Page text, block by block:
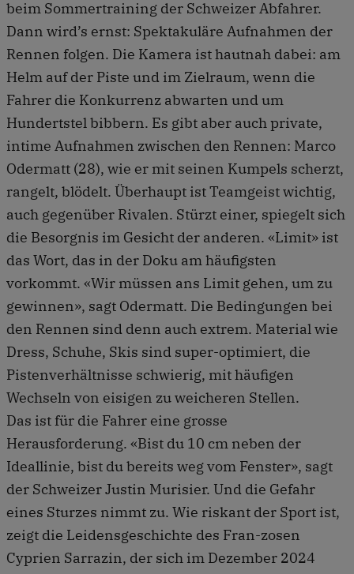
beim Sommertraining der Schweizer Abfahrer.
Dann wird’s ernst: Spektakuläre Aufnahmen der
Rennen folgen. Die Kamera ist hautnah dabei: am
Helm auf der Piste und im Zielraum, wenn die
Fahrer die Konkurrenz abwarten und um
Hundertstel bibbern. Es gibt aber auch private,
intime Aufnahmen zwischen den Rennen: Marco
Odermatt (28), wie er mit seinen Kumpels scherzt,
rangelt, blödelt. Überhaupt ist Teamgeist wichtig,
auch gegenüber Rivalen. Stürzt einer, spiegelt sich
die Besorgnis im Gesicht der anderen. «Limit» ist
das Wort, das in der Doku am häufigsten
vorkommt. «Wir müssen ans Limit gehen, um zu
gewinnen», sagt Odermatt. Die Bedingungen bei
den Rennen sind denn auch extrem. Material wie
Dress, Schuhe, Skis sind super-optimiert, die
Pistenverhältnisse schwierig, mit häufigen
Wechseln von eisigen zu weicheren Stellen.
Das ist für die Fahrer eine grosse
Herausforderung. «Bist du 10 cm neben der
Ideallinie, bist du bereits weg vom Fenster», sagt
der Schweizer Justin Murisier. Und die Gefahr
eines Sturzes nimmt zu. Wie riskant der Sport ist,
zeigt die Leidensgeschichte des Fran-zosen
Cyprien Sarrazin, der sich im Dezember 2024